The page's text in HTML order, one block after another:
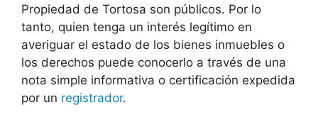
Propiedad de Tortosa son públicos. Por lo
tanto, quien tenga un interés legítimo en
averiguar el estado de los bienes inmuebles o
los derechos puede conocerlo a través de una
nota simple informativa o certificación expedida
por un registrador.